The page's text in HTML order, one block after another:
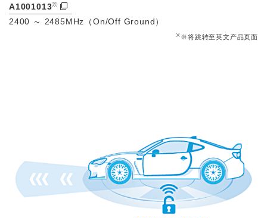
A1001013※
2400 ～ 2485MHz（On/Off Ground）
※ ※将跳转至英文产品页面